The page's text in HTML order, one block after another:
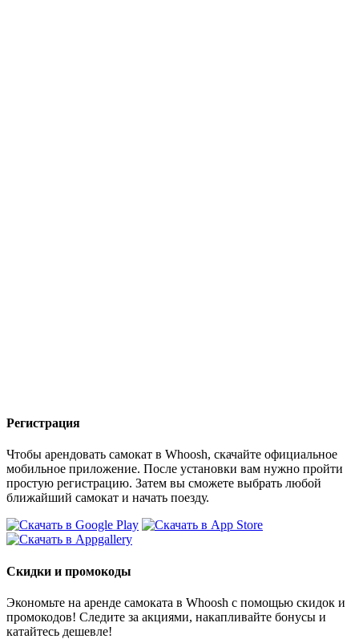
Регистрация
Чтобы арендовать самокат в Whoosh, скачайте официальное
мобильное приложение. После установки вам нужно пройти
простую регистрацию. Затем вы сможете выбрать любой
ближайший самокат и начать поезду.
Скидки и промокоды
Экономьте на аренде самоката в Whoosh с помощью скидок и
промокодов! Следите за акциями, накапливайте бонусы и
катайтесь дешевле!